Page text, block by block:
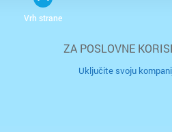
ZA POSLOVNE
Uključite svoju
Vrh strane